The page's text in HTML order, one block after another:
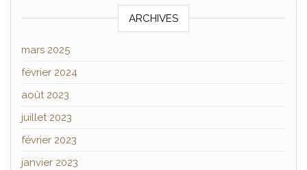
ARCHIVES
mars 2025
février 2024
août 2023
juillet 2023
février 2023
janvier 2023